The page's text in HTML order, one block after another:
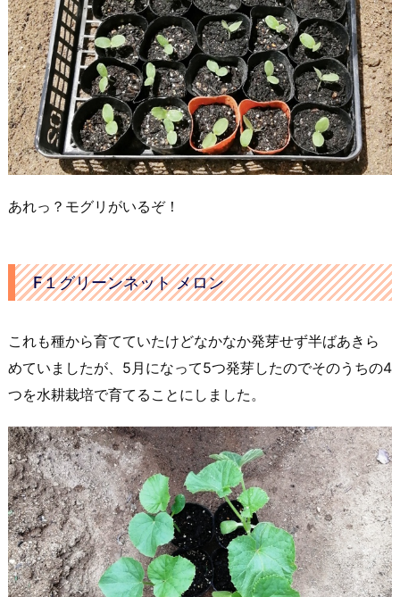
あれっ？モグリがいるぞ！
F１グリーンネット メロン
これも種から育てていたけどなかなか発芽せず半ばあきら
めていましたが、5月になって5つ発芽したのでそのうちの4
つを水耕栽培で育てることにしました。